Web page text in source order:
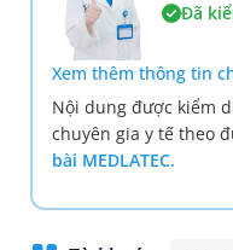
Đã
Xem thêm thông tin
Nội dung được kiểm
chuyên gia y tế theo
bài MEDLATEC.